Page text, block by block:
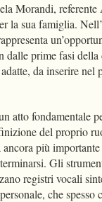
Morandi,
la sua famiglia.
prime fasi
da inserire nel
atto fondamentale
del proprio
più
Gli
registri vocali
che spesso